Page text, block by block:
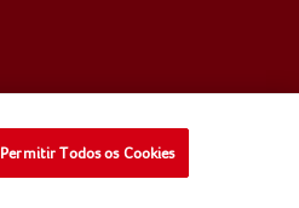
Permitir Todos os Cookies